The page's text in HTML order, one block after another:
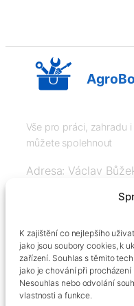
K zajištění co nejlepšího
jako jsou soubory cookies, k
zařízení. Souhlas s těmito
jako je chování při
Nesouhlas nebo odvolání
vlastnosti a funkce.
Vše pro práci, zahradu
můžete spolehnout
Adresa: Václav
+420606334248,